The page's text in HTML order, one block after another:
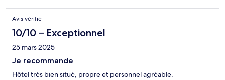
Avis vérifié
10/10 – Exceptionnel
25 mars 2025
Je recommande
Hôtel très bien situé, propre et personnel agréable.